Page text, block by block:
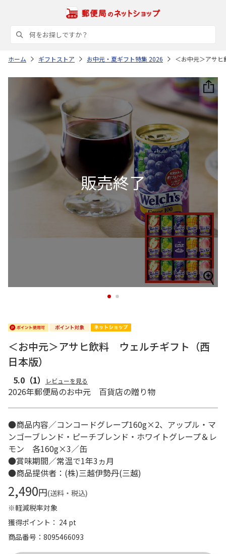
ホーム ギフトストア お中元・夏ギフト特集 2026 ＜お中元＞アサ
1 2
＜お中元＞アサヒ飲料 ウェルチギフト（西
日本版）
5.0 （1） レビューを見る
2026年郵便局のお中元 百貨店の贈り物
●商品内容／コンコードグレープ160g×2、アップル・マ
ンゴーブレンド・ピーチブレンド・ホワイトグレープ＆レ
モン 各160g×3／缶
●賞味期間／常温で1年3ヵ月
●商品提供者：(株)三越伊勢丹(三越)
2,490円(送料・税込)
※軽減税率対象
獲得ポイント： 24 pt
商品番号
8095466093